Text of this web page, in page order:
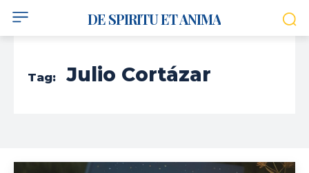
DE SPIRITU ET ANIMA
Tag: Julio Cortázar